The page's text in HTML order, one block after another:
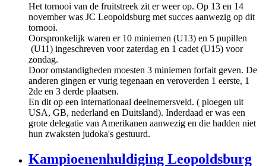
Het tornooi van de fruitstreek zit er weer op. Op 13 en 14
november was JC Leopoldsburg met succes aanwezig op dit
tornooi.
Oorspronkelijk waren er 10 miniemen (U13) en 5 pupillen
(U11) ingeschreven voor zaterdag en 1 cadet (U15) voor
zondag.
Door omstandigheden moesten 3 miniemen forfait geven. De
anderen gingen er vurig tegenaan en veroverden 1 eerste, 1
2de en 3 derde plaatsen.
En dit op een internationaal deelnemersveld. ( ploegen uit
USA, GB, nederland en Duitsland). Inderdaad er was een
grote delegatie van Amerikanen aanwezig en die hadden niet
hun zwaksten judoka's gestuurd.
Kampioenenhuldiging Leopoldsburg